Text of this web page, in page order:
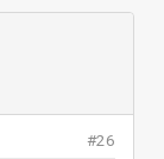
#26